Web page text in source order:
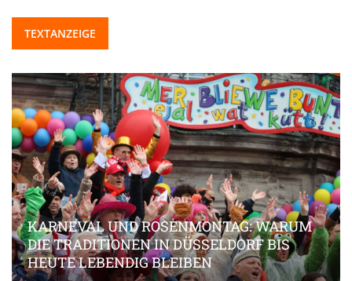
TEXTANZEIGE
KARNEVAL UND ROSENMONTAG: WARUM
DIE TRADITIONEN IN DÜSSELDORF BIS
HEUTE LEBENDIG BLEIBEN